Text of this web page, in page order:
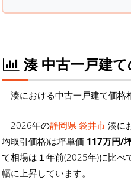
湊 中古一戸建
湊における中古一戸建て価格
2026年の静岡県 袋井市 湊に
均取引価格)は坪単価 117万円/
て相場は１年前(2025年)に比べ
幅に上昇しています。